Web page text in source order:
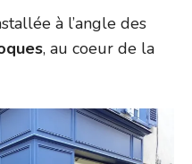
à l’angle des
, au coeur de la